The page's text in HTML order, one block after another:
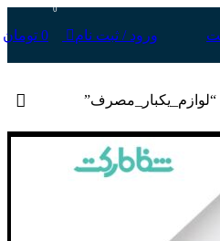
ورود / ثبت نام
0
0 تومان